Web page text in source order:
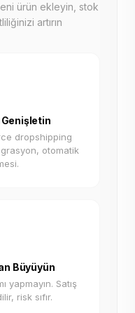
ürün ekleyin, stok
artırın
dropshipping
otomatik
Büyüyün
yapmayın. Satış
risk sıfır.